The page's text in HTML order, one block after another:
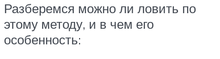
Разберемся можно ли ловить по
этому методу, и в чем его
особенность: